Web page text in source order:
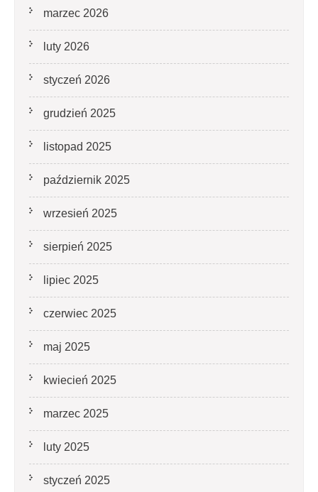
marzec 2026
luty 2026
styczeń 2026
grudzień 2025
listopad 2025
październik 2025
wrzesień 2025
sierpień 2025
lipiec 2025
czerwiec 2025
maj 2025
kwiecień 2025
marzec 2025
luty 2025
styczeń 2025